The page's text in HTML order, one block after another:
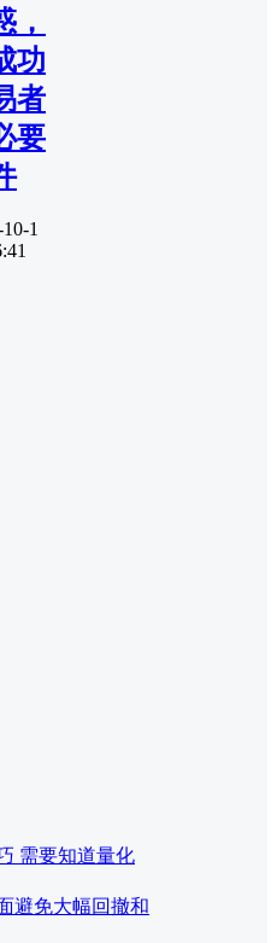
，
功
者
要
1
需要知道量化
避免大幅回撤和